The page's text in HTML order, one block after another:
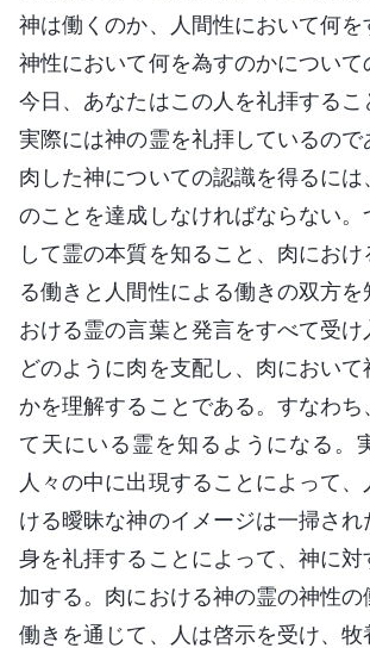
神は働くのか、人間性において何を
神性において何を為すのかについて
今日、あなたはこの人を礼拝するこ
実際には神の霊を礼拝しているの
肉した神についての認識を得るには
のことを達成しなければならない。
して霊の本質を知ること、肉におけ
る働きと人間性による働きの双方を
おける霊の言葉と発言をすべて受
どのように肉を支配し、肉におい
かを理解することである。すなわち
て天にいる霊を知るようになる。
人々の中に出現することによって
ける曖昧な神のイメージは一掃され
身を礼拝することによって、神に
加する。肉における神の霊の神性
働きを通じて、人は啓示を受け、牧